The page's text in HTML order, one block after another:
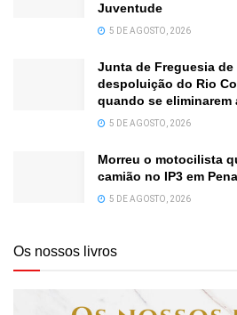
Juventude
5 DE AGOSTO, 2026
Junta de Freguesia de
despoluição do Rio
quando se
5 DE AGOSTO, 2026
Morreu o motocilista
camião no IP3 em
5 DE AGOSTO, 2026
Os nossos livros